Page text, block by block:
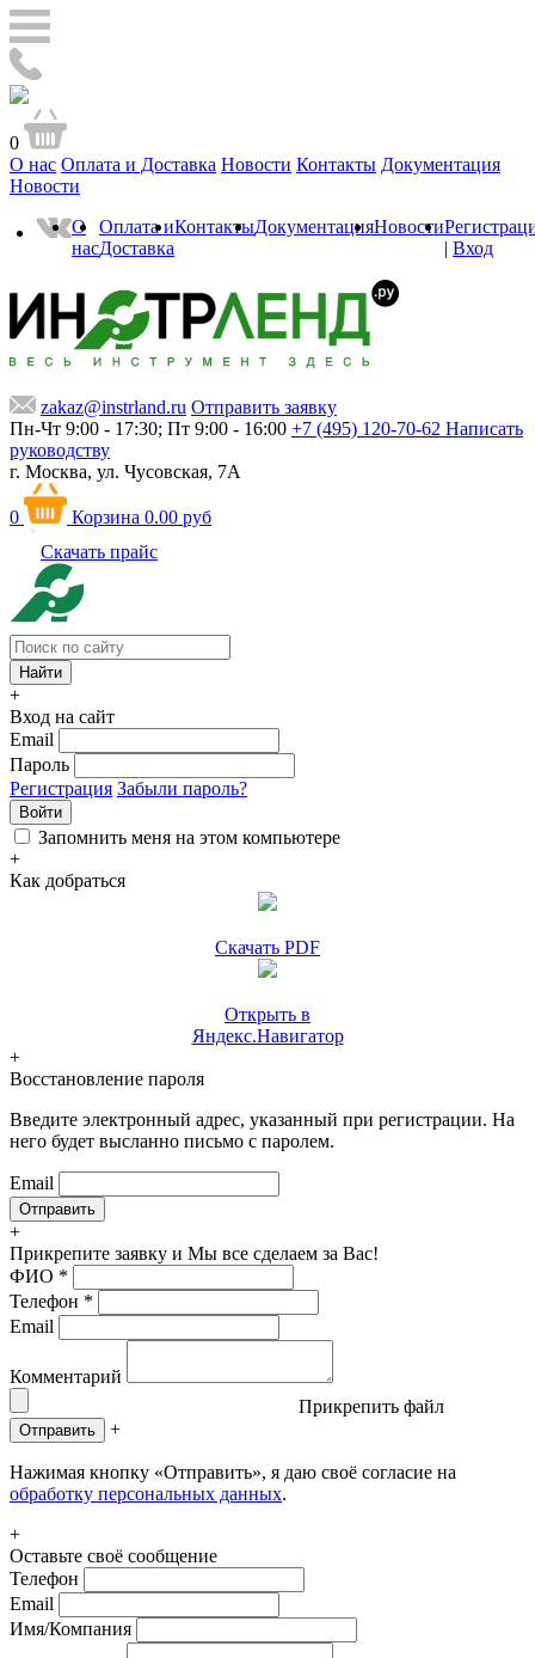
0
О нас Оплата и Доставка Новости Контакты Документация
Новости
О
нас
Оплата и
Доставка
КонтактыДокументацияНовости
| Вход
zakaz@instrland.ru Отправить заявку
Пн-Чт 9:00 - 17:30; Пт 9:00 - 16:00 +7 (495) 120-70-62 Написать
руководству
г. Москва, ул. Чусовская, 7А
0 Корзина 0.00 руб
Скачать прайс
+
Вход на сайт
Email
Пароль
Регистрация Забыли пароль?
Войти
Запомнить меня на этом компьютере
+
Как добраться
Скачать PDF
Открыть в
Яндекс.Навигатор
+
Восстановление пароля
Введите электронный адрес, указанный при регистрации. На
него будет высланно письмо с паролем.
Email
+
Прикрепите заявку и Мы все сделаем за Вас!
ФИО *
Телефон *
Email
Комментарий
Прикрепить файл
Отправить +
Нажимая кнопку «Отправить», я даю своё согласие на
обработку персональных данных.
+
Оставьте своё сообщение
Телефон
Email
Имя/Компания